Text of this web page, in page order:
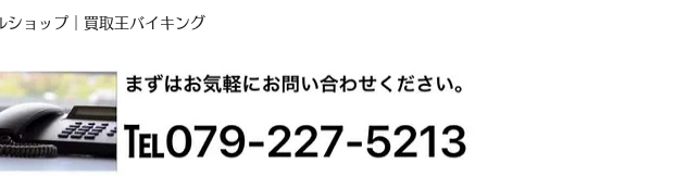
ショップ｜買取王バイキング